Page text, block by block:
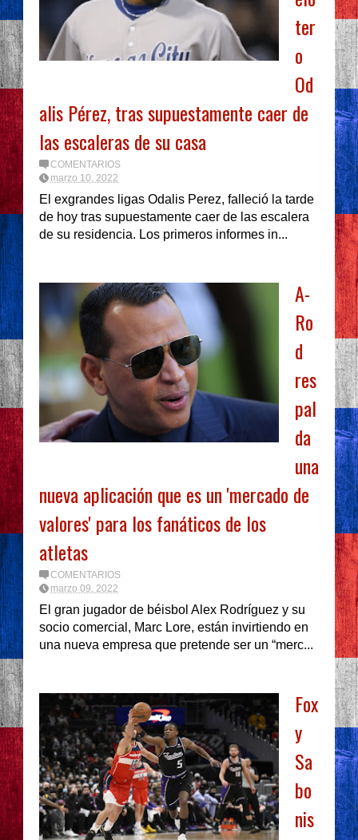
ter
o
Od
alis Pérez, tras supuestamente caer de
las escaleras de su casa
COMENTARIOS
marzo 10, 2022
El exgrandes ligas Odalis Perez, falleció la tarde
de hoy tras supuestamente caer de las escalera
de su residencia. Los primeros informes in...
A-
Ro
d
res
pal
da
una
nueva aplicación que es un 'mercado de
valores' para los fanáticos de los
atletas
COMENTARIOS
marzo 09, 2022
El gran jugador de béisbol Alex Rodríguez y su
socio comercial, Marc Lore, están invirtiendo en
una nueva empresa que pretende ser un “merc...
Fox
y
Sa
bo
nis